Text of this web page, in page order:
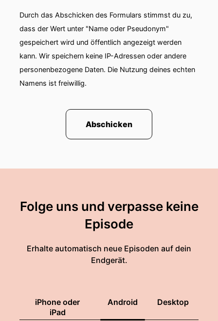
Durch das Abschicken des Formulars stimmst du zu,
dass der Wert unter "Name oder Pseudonym"
gespeichert wird und öffentlich angezeigt werden
kann. Wir speichern keine IP-Adressen oder andere
personenbezogene Daten. Die Nutzung deines echten
Namens ist freiwillig.
Abschicken
Folge uns und verpasse keine
Episode
Erhalte automatisch neue Episoden auf dein
Endgerät.
iPhone oder
iPad
Android Desktop